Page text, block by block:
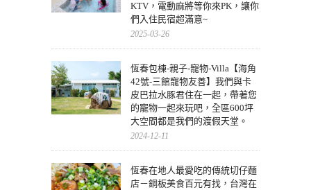
KTV，電動麻將等你來PK，讓你
們入住民宿超滿意~
2025-03-26
恆春包棟-親子-寵物-Villa【海角
42號-三館寵物友善】我們與卡
皮巴拉水豚君住在一起，帶著您
的寵物一起來玩吧，全區600坪
大空間都是我們的渡假天堂。
2024-12-11
恆春在地人最愛吃的傳統切仔麵
店－銅板美食百元有找，台灣在